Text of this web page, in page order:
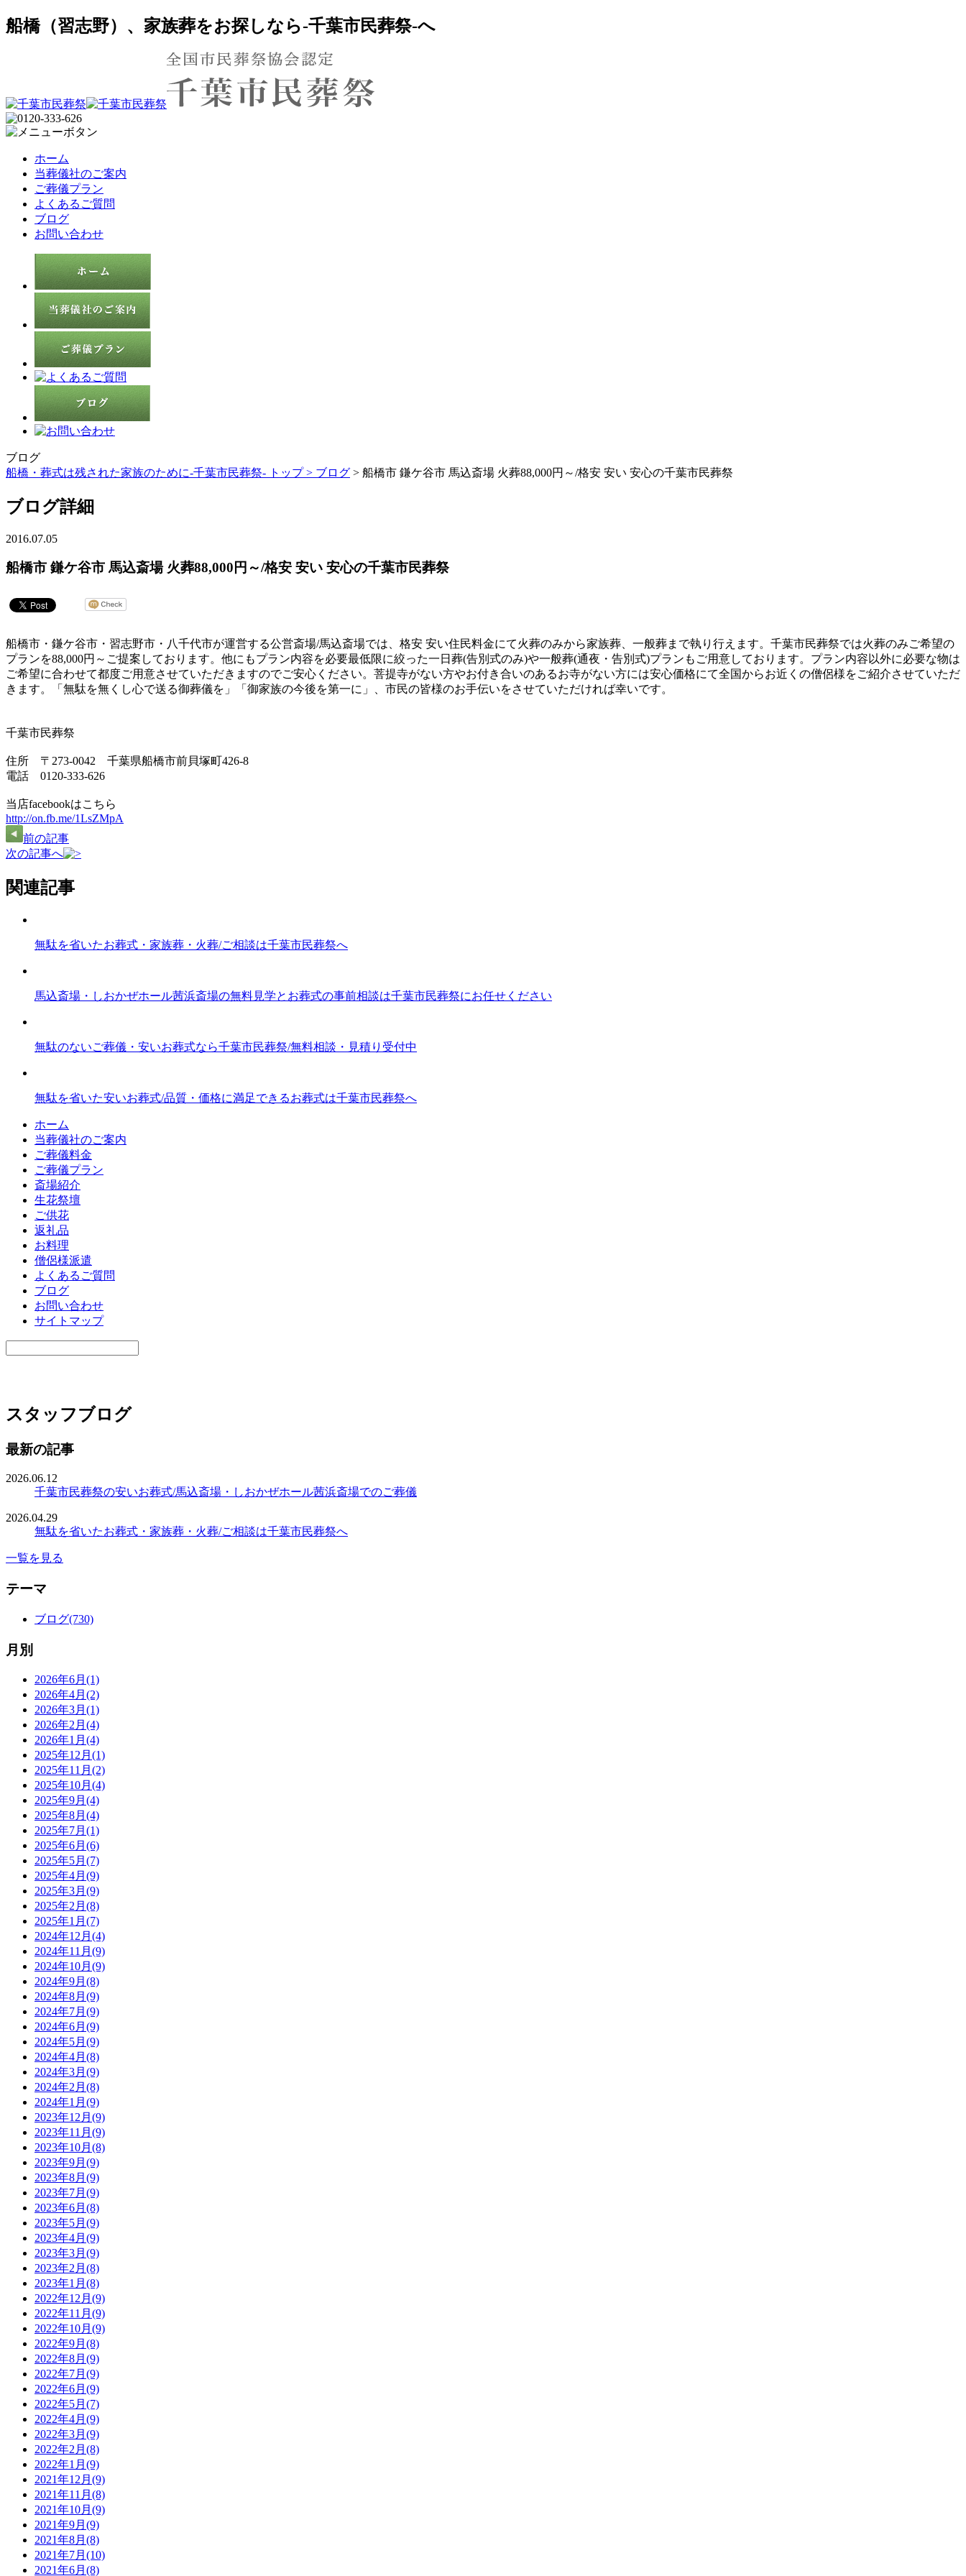
船橋（習志野）、家族葬をお探しなら-千葉市民葬祭-へ
ホーム
当葬儀社のご案内
ご葬儀プラン
よくあるご質問
ブログ
お問い合わせ
ブログ
船橋・葬式は残された家族のために-千葉市民葬祭- トップ > ブログ > 船橋市 鎌ケ谷市 馬込斎場 火葬88,000円～/格安 安い 安心の千葉市民葬祭
ブログ詳細
2016.07.05
船橋市 鎌ケ谷市 馬込斎場 火葬88,000円～/格安 安い 安心の千葉市民葬祭
船橋市・鎌ケ谷市・習志野市・八千代市が運営する公営斎場/馬込斎場では、格安 安い住民料金にて火葬のみから家族葬、一般葬まで執り行えます。千葉市民葬祭では火葬のみご希望の
プランを88,000円～ご提案しております。他にもプラン内容を必要最低限に絞った一日葬(告別式のみ)や一般葬(通夜・告別式)プランもご用意しております。プラン内容以外に必要な物は
ご希望に合わせて都度ご用意させていただきますのでご安心ください。菩提寺がない方やお付き合いのあるお寺がない方には安心価格にて全国からお近くの僧侶様をご紹介させていただ
きます。「無駄を無くし心で送る御葬儀を」「御家族の今後を第一に」、市民の皆様のお手伝いをさせていただければ幸いです。
千葉市民葬祭
住所 〒273-0042 千葉県船橋市前貝塚町426-8
電話 0120-333-626
当店facebookはこちら
http://on.fb.me/1LsZMpA
前の記事
次の記事へ
関連記事
無駄を省いたお葬式・家族葬・火葬/ご相談は千葉市民葬祭へ
馬込斎場・しおかぜホール茜浜斎場の無料見学とお葬式の事前相談は千葉市民葬祭にお任せください
無駄のないご葬儀・安いお葬式なら千葉市民葬祭/無料相談・見積り受付中
無駄を省いた安いお葬式/品質・価格に満足できるお葬式は千葉市民葬祭へ
ホーム
当葬儀社のご案内
ご葬儀料金
ご葬儀プラン
斎場紹介
生花祭壇
ご供花
返礼品
お料理
僧侶様派遣
よくあるご質問
ブログ
お問い合わせ
サイトマップ
スタッフブログ
最新の記事
2026.06.12
千葉市民葬祭の安いお葬式/馬込斎場・しおかぜホール茜浜斎場でのご葬儀
2026.04.29
無駄を省いたお葬式・家族葬・火葬/ご相談は千葉市民葬祭へ
一覧を見る
テーマ
ブログ(730)
月別
2026年6月(1)
2026年4月(2)
2026年3月(1)
2026年2月(4)
2026年1月(4)
2025年12月(1)
2025年11月(2)
2025年10月(4)
2025年9月(4)
2025年8月(4)
2025年7月(1)
2025年6月(6)
2025年5月(7)
2025年4月(9)
2025年3月(9)
2025年2月(8)
2025年1月(7)
2024年12月(4)
2024年11月(9)
2024年10月(9)
2024年9月(8)
2024年8月(9)
2024年7月(9)
2024年6月(9)
2024年5月(9)
2024年4月(8)
2024年3月(9)
2024年2月(8)
2024年1月(9)
2023年12月(9)
2023年11月(9)
2023年10月(8)
2023年9月(9)
2023年8月(9)
2023年7月(9)
2023年6月(8)
2023年5月(9)
2023年4月(9)
2023年3月(9)
2023年2月(8)
2023年1月(8)
2022年12月(9)
2022年11月(9)
2022年10月(9)
2022年9月(8)
2022年8月(9)
2022年7月(9)
2022年6月(9)
2022年5月(7)
2022年4月(9)
2022年3月(9)
2022年2月(8)
2022年1月(9)
2021年12月(9)
2021年11月(8)
2021年10月(9)
2021年9月(9)
2021年8月(8)
2021年7月(10)
2021年6月(8)